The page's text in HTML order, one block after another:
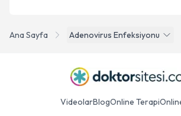
Ana Sayfa Adenovirus Enfeksiyonu
VideolarBlogOnline Terapi